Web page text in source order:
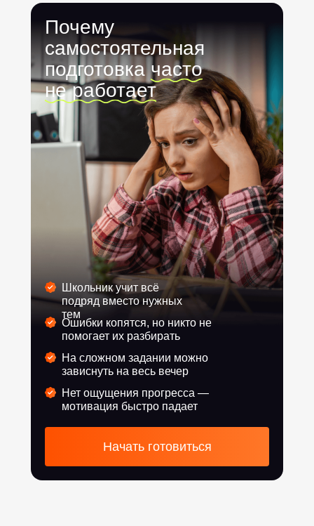
Почему
самостоятельная
подготовкачасто
не работает
Школьник учит всё
подряд вместо нужных
тем
Ошибки копятся, но никто не
помогает их разбирать
На сложном задании можно
зависнуть на весь вечер
Нет ощущения прогресса —
мотивация быстро падает
Начать готовиться